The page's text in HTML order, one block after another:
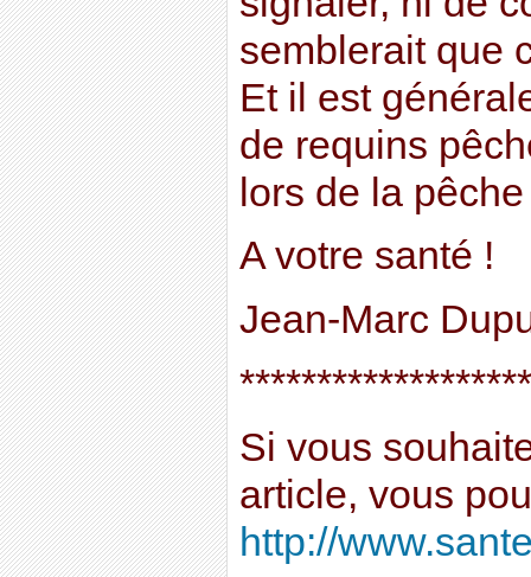
semblerait que
Et il est
de requins
lors de la
A votre santé !
Jean-Marc
Si vous
article, vous
http://